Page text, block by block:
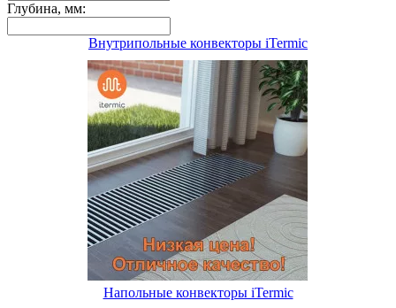
Глубина, мм:
Внутрипольные конвекторы iTermic
Напольные конвекторы iTermic